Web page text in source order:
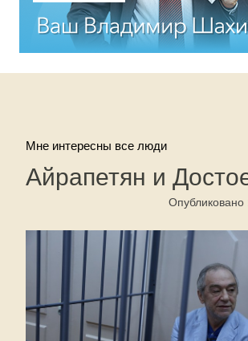
Мне интересны все люди
Айрапетян и
Опубликовано